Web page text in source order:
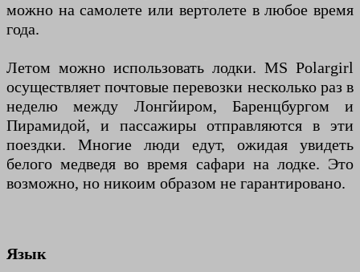
можно на самолете или вертолете в любое время
года.
Летом можно использовать лодки. MS Polargirl
осуществляет почтовые перевозки несколько раз в
неделю между Лонгйиром, Баренцбургом и
Пирамидой, и пассажиры отправляются в эти
поездки. Многие люди едут, ожидая увидеть
белого медведя во время сафари на лодке. Это
возможно, но никоим образом не гарантировано.
Язык